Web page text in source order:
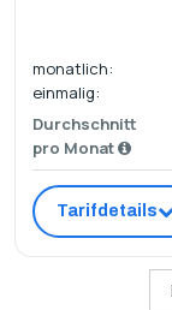
monatlich:
einmalig:
Durchschnitt
pro Monat
Tarifdetails